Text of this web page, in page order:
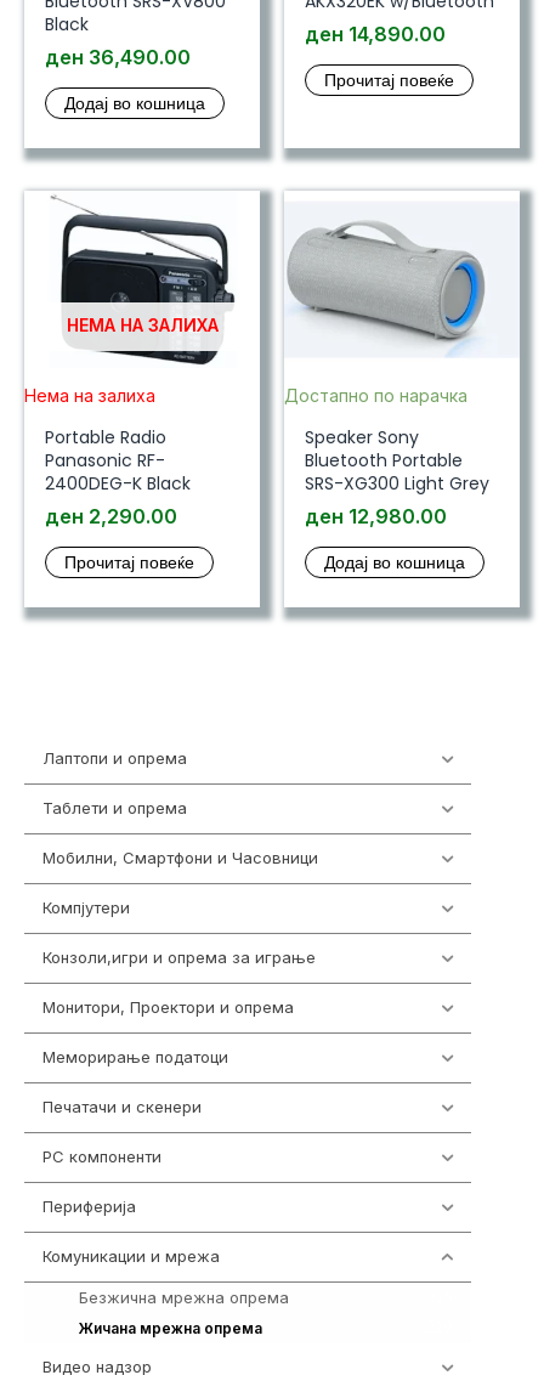
Лаптопи и опрема
Таблети и опрема
Мобилни, Смартфони и Часовници
Компјутери
Конзоли,игри и опрема за играње
Монитори, Проектори и опрема
Меморирање податоци
Печатачи и скенери
PC компоненти
Периферија
Комуникации и мрежа
Безжична мрежна опрема
Жичана мрежна опрема
Видео надзор
Black
ден 36,490.00
Додај во кошница
ден 14,890.00
Прочитај повеќе
НЕМА НА ЗАЛИХА
Нема на залиха
Portable Radio
Panasonic RF-
2400DEG-K Black
ден 2,290.00
Прочитај повеќе
Достапно по нарачка
Speaker Sony
Bluetooth Portable
SRS-XG300 Light Grey
ден 12,980.00
Додај во кошница